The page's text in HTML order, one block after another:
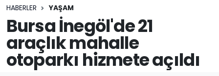
HABERLER YAŞAM
Bursa İnegöl'de 21
araçlık mahalle
otoparkı hizmete açıldı
Son Dakika Haberleri
Haber Arşivi